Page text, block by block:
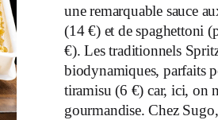
une remarquable sauce
(14 €) et de spaghettoni
€). Les traditionnels
biodynamiques, parfaits
tiramisu (6 €) car, ici, on
gourmandise. Chez